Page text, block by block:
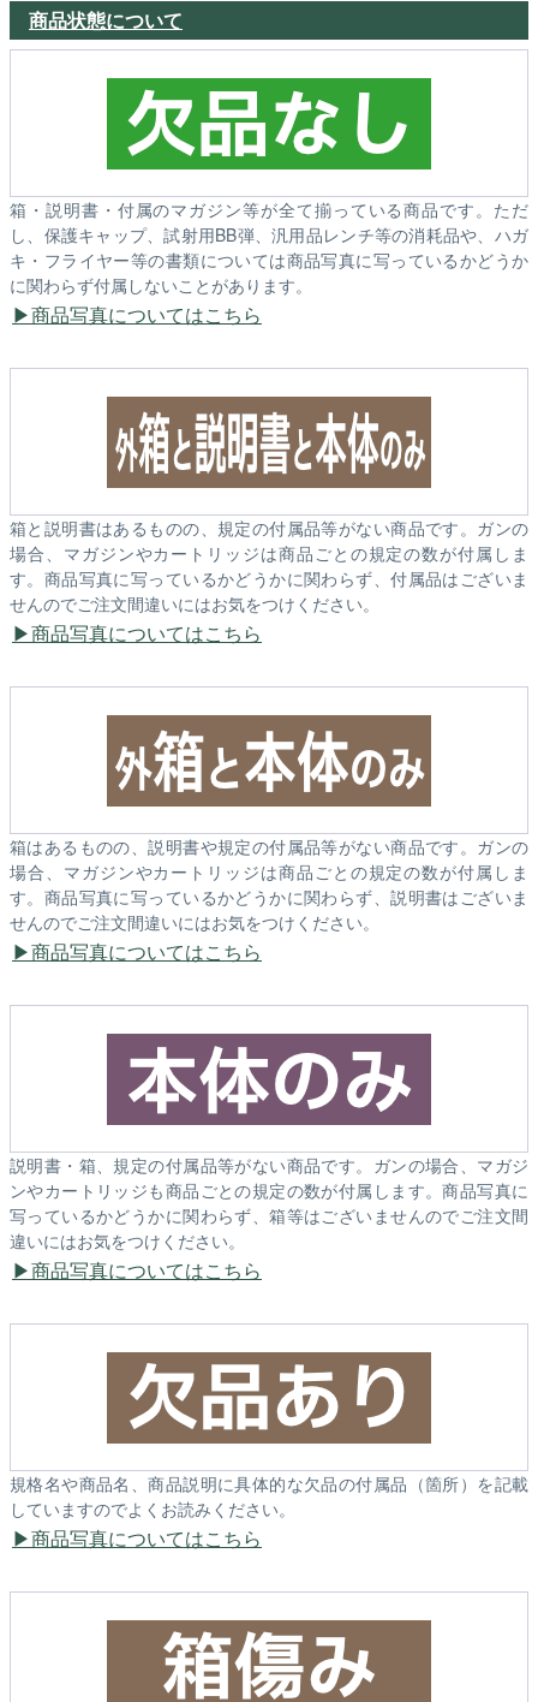
商品状態について
箱・説明書・付属のマガジン等が全て揃っている商品です。ただ
し、保護キャップ、試射用BB弾、汎用品レンチ等の消耗品や、ハガ
キ・フライヤー等の書類については商品写真に写っているかどうか
に関わらず付属しないことがあります。
商品写真についてはこちら
箱と説明書はあるものの、規定の付属品等がない商品です。ガンの
場合、マガジンやカートリッジは商品ごとの規定の数が付属しま
す。商品写真に写っているかどうかに関わらず、付属品はございま
せんのでご注文間違いにはお気をつけください。
商品写真についてはこちら
箱はあるものの、説明書や規定の付属品等がない商品です。ガンの
場合、マガジンやカートリッジは商品ごとの規定の数が付属しま
す。商品写真に写っているかどうかに関わらず、説明書はございま
せんのでご注文間違いにはお気をつけください。
商品写真についてはこちら
説明書・箱、規定の付属品等がない商品です。ガンの場合、マガジ
ンやカートリッジも商品ごとの規定の数が付属します。商品写真に
写っているかどうかに関わらず、箱等はございませんのでご注文間
違いにはお気をつけください。
商品写真についてはこちら
規格名や商品名、商品説明に具体的な欠品の付属品（箇所）を記載
していますのでよくお読みください。
商品写真についてはこちら